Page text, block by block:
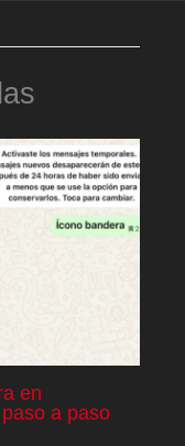
en
a paso